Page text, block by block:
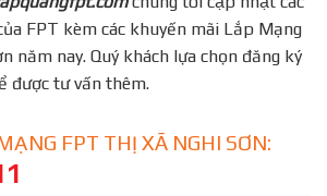
FPT kèm các khuyến mãi Lắp Mạng
năm nay. Quý khách lựa chọn đăng ký
được tư vấn thêm.
FPT THỊ XÃ NGHI SƠN: